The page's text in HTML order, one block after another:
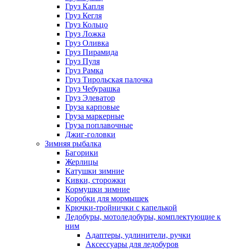
Груз Капля
Груз Кегля
Груз Кольцо
Груз Ложка
Груз Оливка
Груз Пирамида
Груз Пуля
Груз Рамка
Груз Тирольская палочка
Груз Чебурашка
Груз Элеватор
Груза карповые
Груза маркерные
Груза поплавочные
Джиг-головки
Зимняя рыбалка
Багорики
Жерлицы
Катушки зимние
Кивки, сторожки
Кормушки зимние
Коробки для мормышек
Крючки-тройнички с капелькой
Ледобуры, мотоледобуры, комплектующие к
ним
Адаптеры, удлинители, ручки
Аксессуары для ледобуров